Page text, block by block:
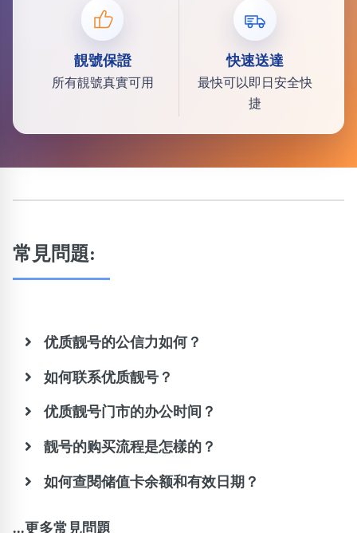
靚號保證
所有靚號真實可用
快速送達
最快可以即日安全快
捷
常見問題:
优质靓号的公信力如何？
如何联系优质靓号？
优质靓号门市的办公时间？
靓号的购买流程是怎樣的？
如何查閱储值卡余额和有效日期？
...更多常見問題